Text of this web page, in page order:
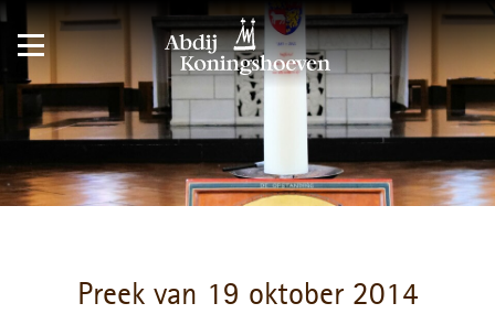
Preek van 19 oktober 2014